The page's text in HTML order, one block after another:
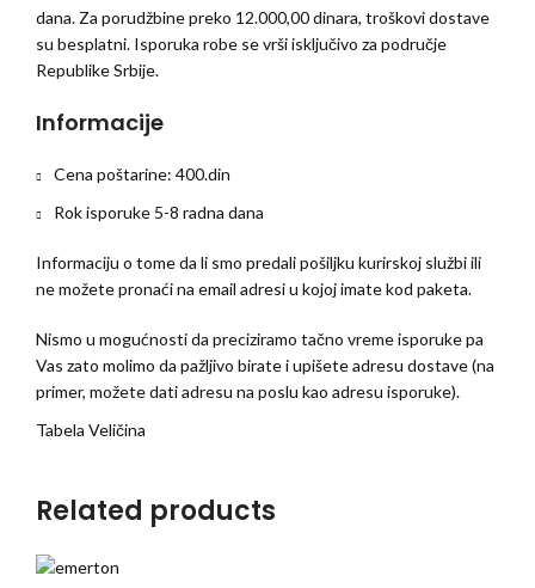
dana. Za porudžbine preko 12.000,00 dinara, troškovi dostave
su besplatni. Isporuka robe se vrši isključivo za područje
Republike Srbije.
Informacije
Cena poštarine: 400.din
Rok isporuke 5-8 radna dana
Informaciju o tome da li smo predali pošiljku kurirskoj službi ili
ne možete pronaći na email adresi u kojoj imate kod paketa.
Nismo u mogućnosti da preciziramo tačno vreme isporuke pa
Vas zato molimo da pažljivo birate i upišete adresu dostave (na
primer, možete dati adresu na poslu kao adresu isporuke).
Tabela Veličina
Related products